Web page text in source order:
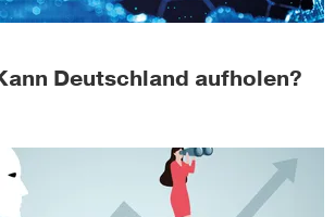
Deutschland aufholen?